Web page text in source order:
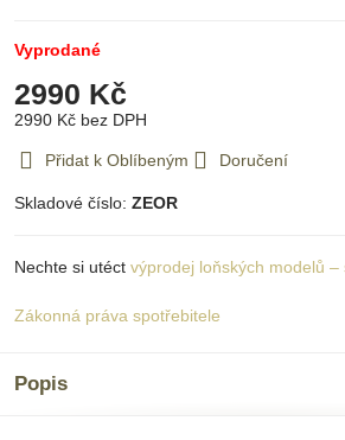
Vyprodané
2990 Kč
2990 Kč bez DPH
Přidat k Oblíbeným Doručení
Skladové číslo: ZEOR
Nechte si utéct výprodej loňských modelů –
Zákonná práva spotřebitele
Popis